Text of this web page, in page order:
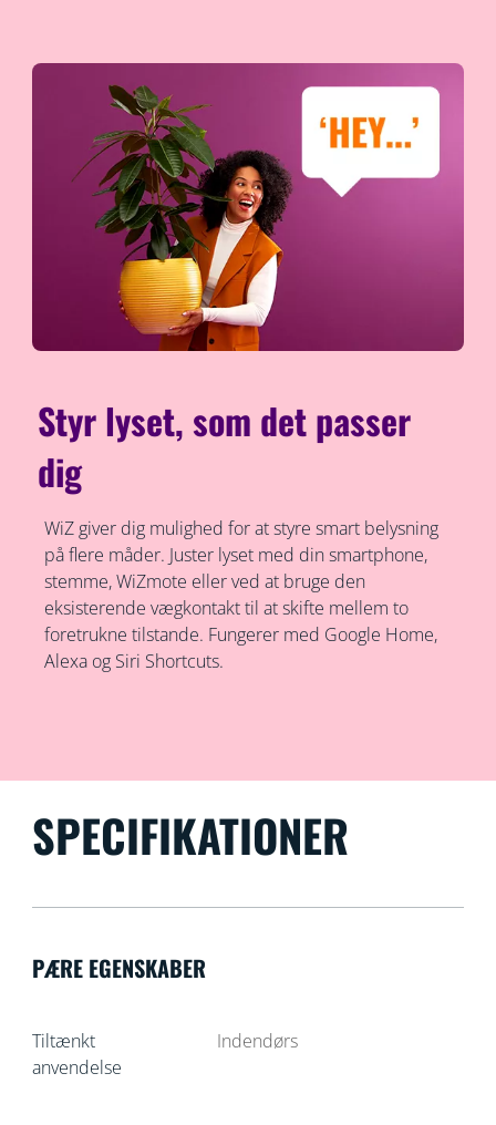
Styr lyset, som det passer
dig
WiZ giver dig mulighed for at styre smart belysning
på flere måder. Juster lyset med din smartphone,
stemme, WiZmote eller ved at bruge den
eksisterende vægkontakt til at skifte mellem to
foretrukne tilstande. Fungerer med Google Home,
Alexa og Siri Shortcuts.
SPECIFIKATIONER
PÆRE EGENSKABER
Tiltænkt
anvendelse
Indendørs